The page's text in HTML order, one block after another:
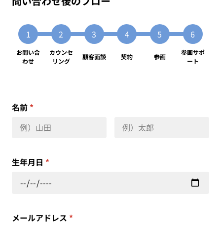
お問い合
わせ
カウンセ
リング
顧客面談 契約 参画
参画サポ
ート
名前 *
生年月日 *
メールアドレス *